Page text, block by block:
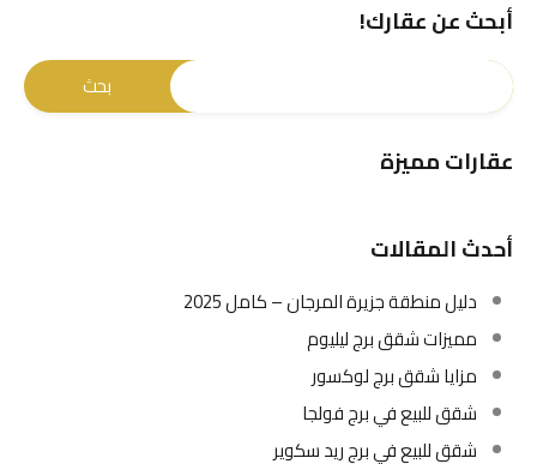
أبحث عن عقارك!
عقارات مميزة
أحدث المقالات
دليل منطقة جزيرة المرجان – كامل 2025
مميزات شقق برج ليليوم
مزايا شقق برج لوكسور
شقق للبيع في برج فولجا
شقق للبيع في برج ريد سكوير